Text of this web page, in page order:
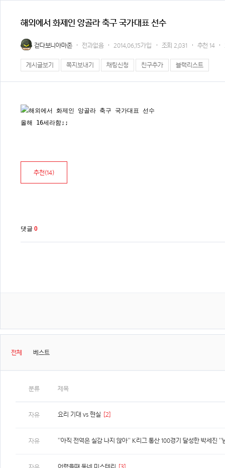
해외에서 화제인 앙골라 축구 국가대표 선수
걷다보니아마존 전과없음 2014.06.15가입 조회 2,031 추천 14
게시글보기 쪽지보내기 채팅신청 친구추가 블랙리스트
올해 16세라함;;
추천(14)
댓글 0
전체 베스트
분류 제목
자유 요리 기대 vs 현실 [2]
자유